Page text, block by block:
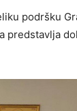
podršku
predstavlja